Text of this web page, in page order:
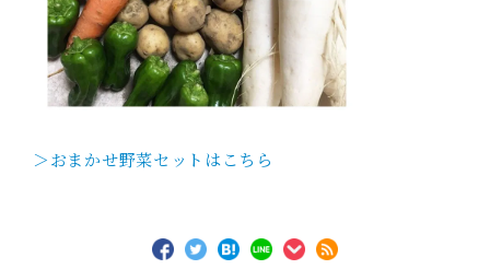
＞おまかせ野菜セットはこちら